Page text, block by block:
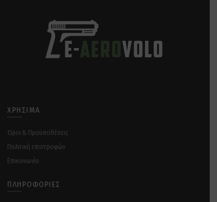
ΧΡΉΣΙΜΑ
Όροι & Προϋποθέσεις
Πολιτική επιστροφών
Επικοινωνία
ΠΛΗΡΟΦΟΡΊΕΣ